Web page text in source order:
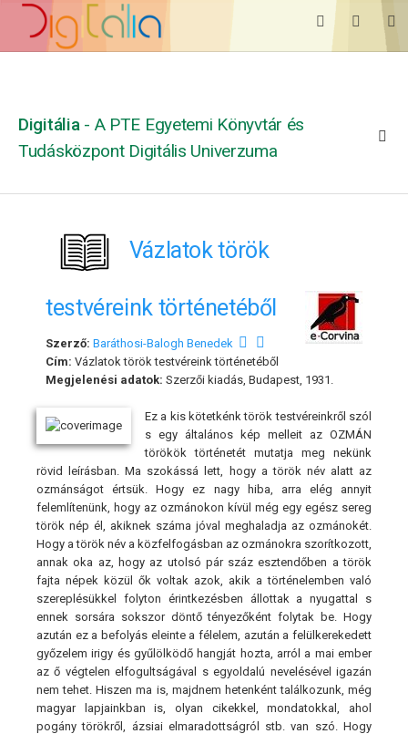
Digitália - A PTE Egyetemi Könyvtár és
Tudásközpont Digitális Univerzuma
Vázlatok török
testvéreink történetéből
Szerző: Baráthosi-Balogh Benedek
Cím: Vázlatok török testvéreink történetéből
Megjelenési adatok: Szerzői kiadás, Budapest, 1931.
Ez a kis kötetkénk török testvéreinkről szól
s egy általános kép melleit az OZMÁN
törökök történetét mutatja meg nekünk
rövid leírásban. Ma szokássá lett, hogy a török név alatt az
ozmánságot értsük. Hogy ez nagy hiba, arra elég annyit
felemlítenünk, hogy az ozmánokon kívül még egy egész sereg
török nép él, akiknek száma jóval meghaladja az ozmánokét.
Hogy a török név a közfelfogásban az ozmánokra szorítkozott,
annak oka az, hogy az utolsó pár száz esztendőben a török
fajta népek közül ők voltak azok, akik a történelemben való
szereplésükkel folyton érintkezésben állottak a nyugattal s
ennek sorsára sokszor döntő tényezőként folytak be. Hogy
azután ez a befolyás eleinte a félelem, azután a felülkerekedett
győzelem irigy és gyűlölködő hangját hozta, arról a mai ember
az ő végtelen elfogultságával s egyoldalú nevelésével igazán
nem tehet. Hiszen ma is, majdnem hetenként találkozunk, még
magyar lapjainkban is, olyan cikekkel, mondatokkal, ahol
pogány törökről, ázsiai elmaradottságról stb. van szó. Hogy